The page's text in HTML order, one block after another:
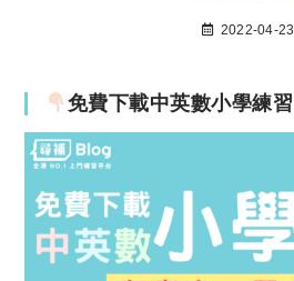
2022-04-23
免費下載中英數小學練習